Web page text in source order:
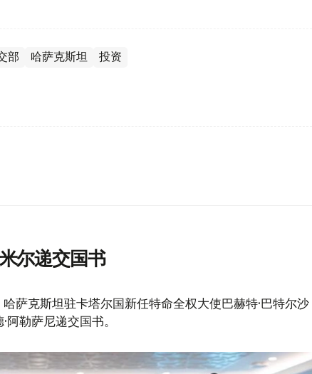
部 哈萨克斯坦 投资
尔递交国书
萨克斯坦驻卡塔尔国新任特命全权大使巴赫特·巴特尔沙
阿勒萨尼递交国书。